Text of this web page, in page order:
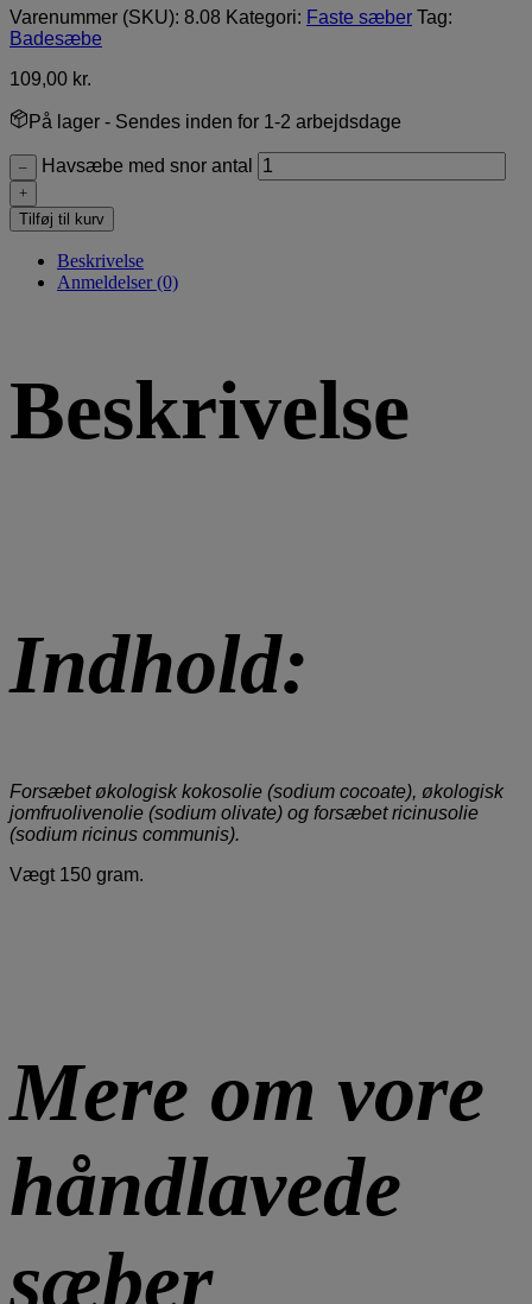
Varenummer (SKU): 8.08 Kategori: Faste sæber Tag:
Badesæbe
109,00 kr.
På lager - Sendes inden for 1-2 arbejdsdage
– Havsæbe med snor antal
+
Tilføj til kurv
Beskrivelse
Anmeldelser (0)
Beskrivelse
Indhold:
Forsæbet økologisk kokosolie (sodium cocoate), økologisk
jomfruolivenolie (sodium olivate) og forsæbet ricinusolie
(sodium ricinus communis).
Vægt 150 gram.
Mere om vore
håndlavede
sæber